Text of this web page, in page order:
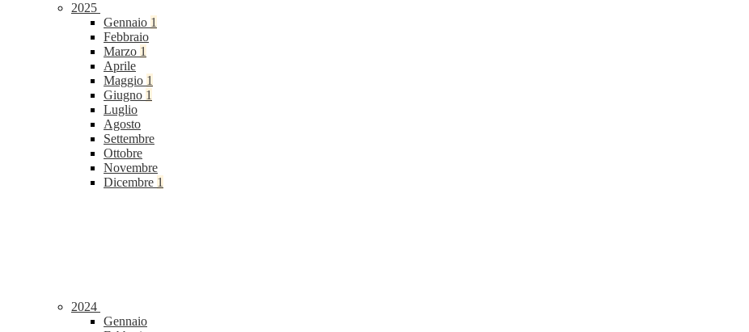
2025
Gennaio 1
Febbraio
Marzo 1
Aprile
Maggio 1
Giugno 1
Luglio
Agosto
Settembre
Ottobre
Novembre
Dicembre 1
2024
Gennaio